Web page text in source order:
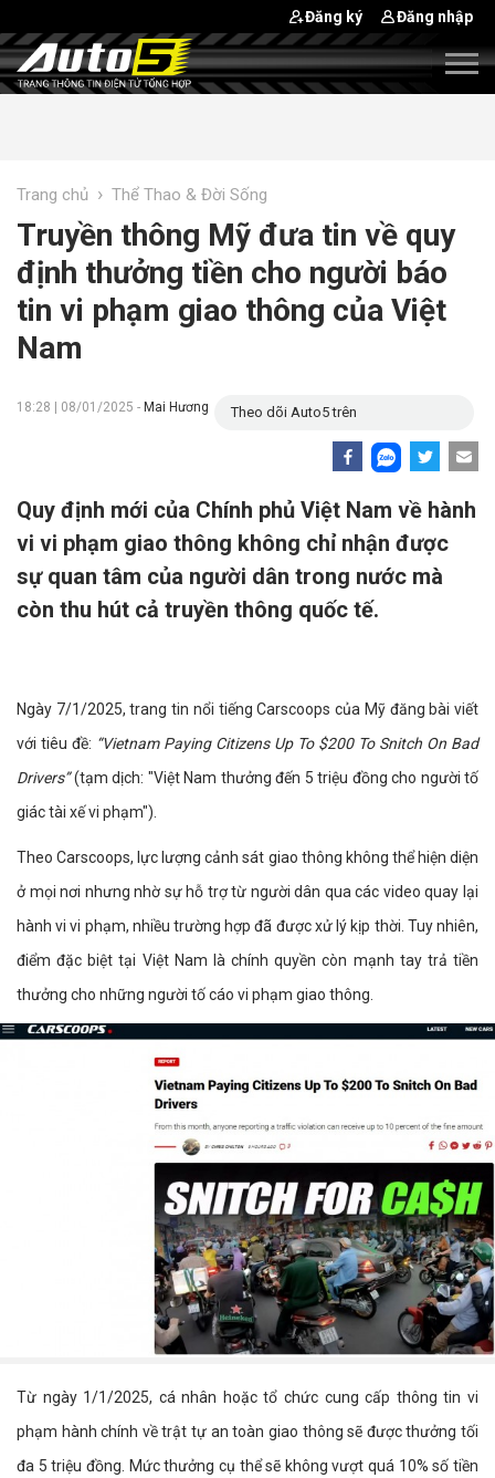
Đăng ký Đăng nhập
Trang chủ › Thể Thao & Đời Sống
Truyền thông Mỹ đưa tin về quy
định thưởng tiền cho người báo
tin vi phạm giao thông của Việt
Nam
18:28 | 08/01/2025 - Mai Hương Theo dõi Auto5 trên
Quy định mới của Chính phủ Việt Nam về hành
vi vi phạm giao thông không chỉ nhận được
sự quan tâm của người dân trong nước mà
còn thu hút cả truyền thông quốc tế.
Ngày 7/1/2025, trang tin nổi tiếng Carscoops của Mỹ đăng bài viết
với tiêu đề: “Vietnam Paying Citizens Up To $200 To Snitch On Bad
Drivers”(tạm dịch: "Việt Nam thưởng đến 5 triệu đồng cho người tố
giác tài xế vi phạm").
Theo Carscoops, lực lượng cảnh sát giao thông không thể hiện diện
ở mọi nơi nhưng nhờ sự hỗ trợ từ người dân qua các video quay lại
hành vi vi phạm, nhiều trường hợp đã được xử lý kịp thời. Tuy nhiên,
điểm đặc biệt tại Việt Nam là chính quyền còn mạnh tay trả tiền
thưởng cho những người tố cáo vi phạm giao thông.
Từ ngày 1/1/2025, cá nhân hoặc tổ chức cung cấp thông tin vi
phạm hành chính về trật tự an toàn giao thông sẽ được thưởng tối
đa 5 triệu đồng. Mức thưởng cụ thể sẽ không vượt quá 10% số tiền